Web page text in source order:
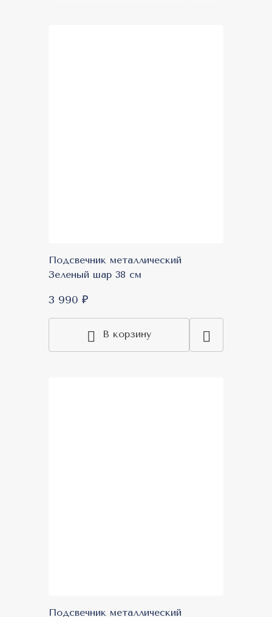
Подсвечник металлический
Зеленый шар 38 см
3 990 ₽
В корзину
Подсвечник металлический